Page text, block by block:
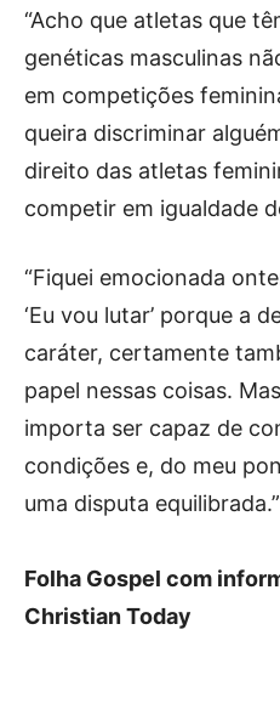
“Acho que atletas que
genéticas masculinas
em competições
queira discriminar
direito das atletas
competir em igualdade
“Fiquei emocionada
‘Eu vou lutar’ porque a
caráter, certamente
papel nessas coisas.
importa ser capaz de
condições e, do meu
uma disputa equilibrada.”
Folha Gospel com
Christian Today